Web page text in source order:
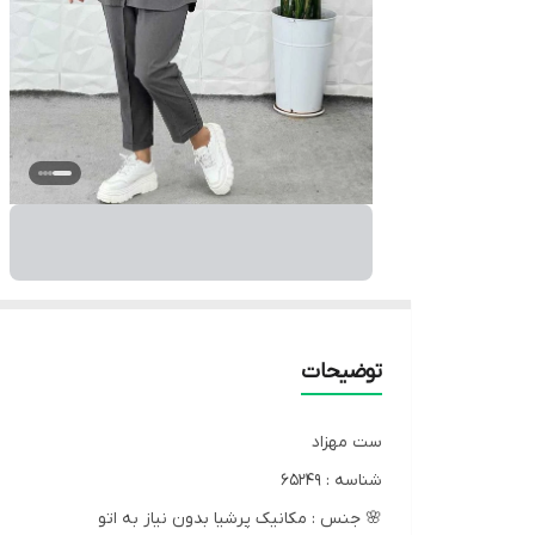
توضیحات
ست مهزاد
شناسه : 65249
🌸 جنس : مکانیک پرشیا بدون نیاز به اتو